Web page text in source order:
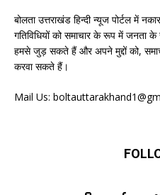
बोलता उत्तराखंड हिन्दी न्यूज पोर्टल में
गतिविधियों को समाचार के रूप में जनता
हमसे जुड़ सकते हैं और अपने मुद्दों को,
करवा सकते हैं।
Mail Us: